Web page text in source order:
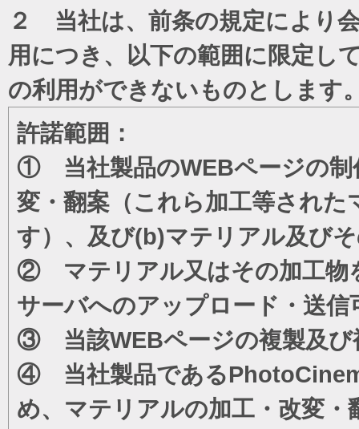
２ 当社は、前条の規定により
用につき、以下の範囲に限定し
の利用ができないものとします
許諾範囲：
① 当社製品のWEBページの制
変・翻案（これら加工等され
す）、及び(b)マテリアル及び
② マテリアル又はその加工物
サーバへのアップロード・送信
③ 当該WEBページの複製及び
④ 当社製品である
め、マテリアルの加工・改変